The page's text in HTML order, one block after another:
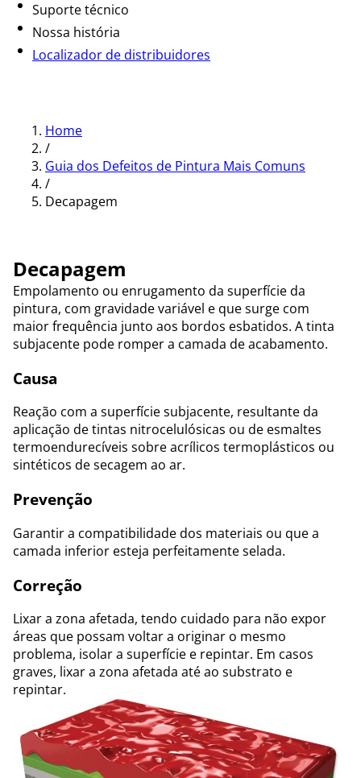
Suporte técnico
Nossa história
Localizador de distribuidores
Home
/
Guia dos Defeitos de Pintura Mais Comuns
/
Decapagem
Decapagem
Empolamento ou enrugamento da superfície da
pintura, com gravidade variável e que surge com
maior frequência junto aos bordos esbatidos. A tinta
subjacente pode romper a camada de acabamento.
Causa
Reação com a superfície subjacente, resultante da
aplicação de tintas nitrocelulósicas ou de esmaltes
termoendurecíveis sobre acrílicos termoplásticos ou
sintéticos de secagem ao ar.
Prevenção
Garantir a compatibilidade dos materiais ou que a
camada inferior esteja perfeitamente selada.
Correção
Lixar a zona afetada, tendo cuidado para não expor
áreas que possam voltar a originar o mesmo
problema, isolar a superfície e repintar. Em casos
graves, lixar a zona afetada até ao substrato e
repintar.